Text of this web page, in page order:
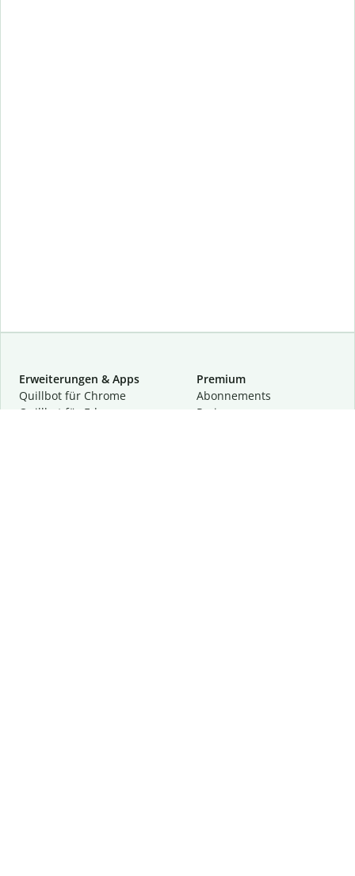
Erweiterungen & Apps
Quillbot für Chrome
Quillbot für Edge
Premium
Abon­ne­ments
Preise